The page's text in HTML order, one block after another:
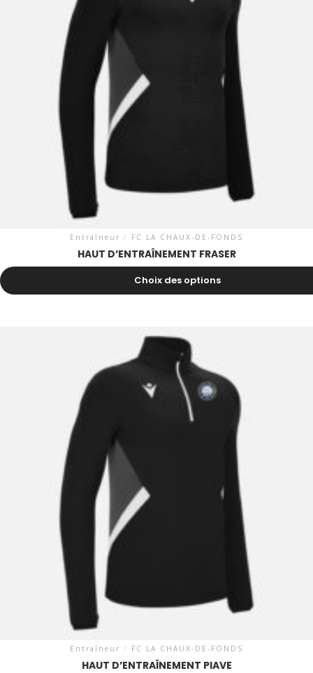
Entraîneur / FC LA CHAUX-DE-FONDS
HAUT D’ENTRAÎNEMENT FRASER
59.50
Choix des options
Entraîneur / FC LA CHAUX-DE-FONDS
HAUT D’ENTRAÎNEMENT PIAVE